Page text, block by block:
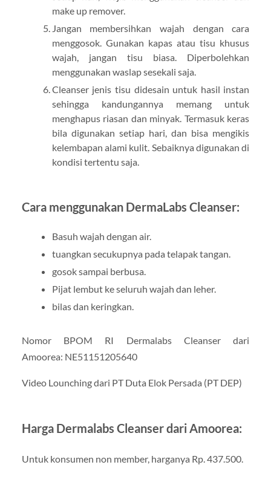
make up remover.
Jangan membersihkan wajah dengan cara
menggosok. Gunakan kapas atau tisu khusus
wajah, jangan tisu biasa. Diperbolehkan
menggunakan waslap sesekali saja.
Cleanser jenis tisu didesain untuk hasil instan
sehingga kandungannya memang untuk
menghapus riasan dan minyak. Termasuk keras
bila digunakan setiap hari, dan bisa mengikis
kelembapan alami kulit. Sebaiknya digunakan di
kondisi tertentu saja.
Cara menggunakan DermaLabs Cleanser:
Basuh wajah dengan air.
tuangkan secukupnya pada telapak tangan.
gosok sampai berbusa.
Pijat lembut ke seluruh wajah dan leher.
bilas dan keringkan.
Nomor BPOM RI Dermalabs Cleanser dari
Amoorea: NE51151205640
Video Lounching dari PT Duta Elok Persada (PT DEP)
Harga Dermalabs Cleanser dari Amoorea:
Untuk konsumen non member, harganya Rp. 437.500.